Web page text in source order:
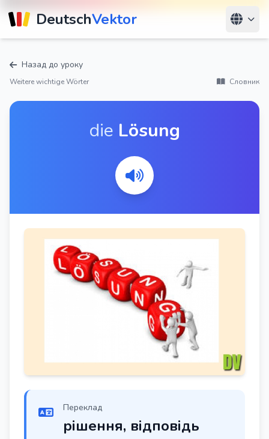
DeutschVektor
Назад до уроку
Weitere wichtige Wörter Словник
die Lösung
Переклад
рішення, відповідь